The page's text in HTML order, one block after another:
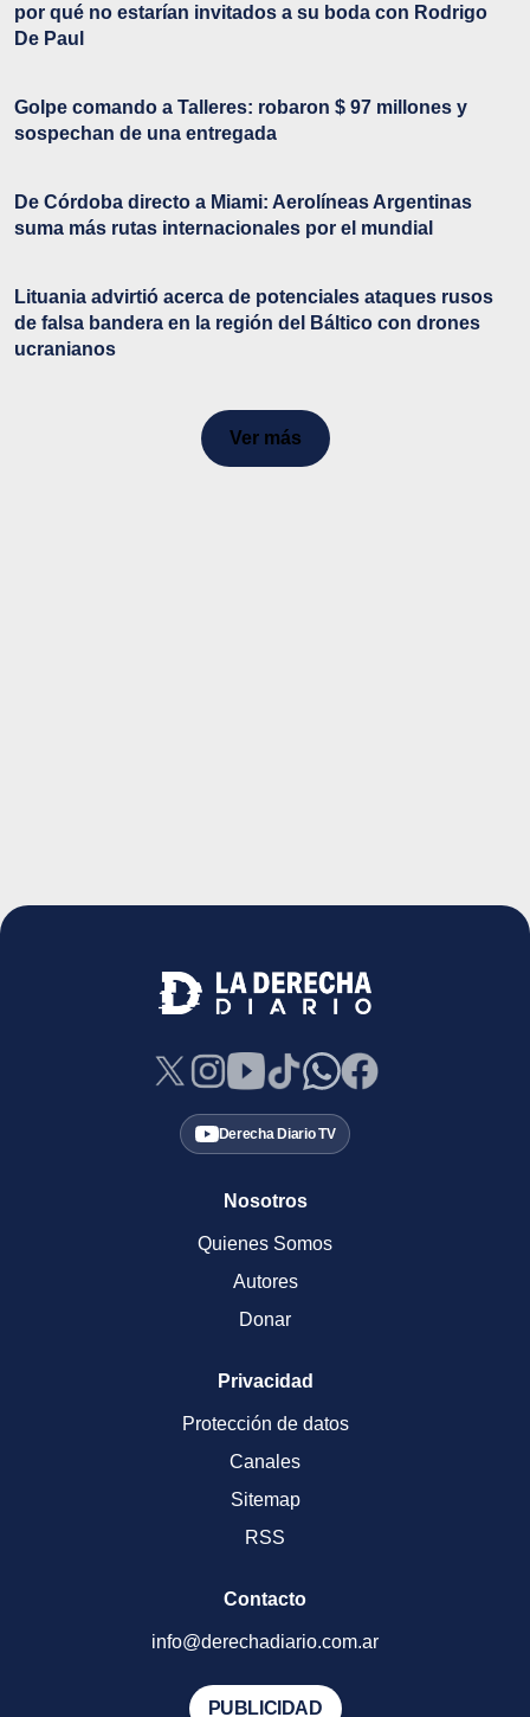
por qué no estarían invitados a su boda con Rodrigo
De Paul
Golpe comando a Talleres: robaron $ 97 millones y
sospechan de una entregada
De Córdoba directo a Miami: Aerolíneas Argentinas
suma más rutas internacionales por el mundial
Lituania advirtió acerca de potenciales ataques rusos
de falsa bandera en la región del Báltico con drones
ucranianos
Ver más
Derecha Diario TV
Nosotros
Quienes Somos
Autores
Donar
Privacidad
Protección de datos
Canales
Sitemap
RSS
Contacto
info@derechadiario.com.ar
PUBLICIDAD